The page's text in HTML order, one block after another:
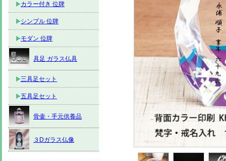
カラー付き 位牌
シンプル 位牌
モダン 位牌
具足 ガラス仏具
三具足セット
五具足セット
骨壷・手元供養品
３Dガラス仏像